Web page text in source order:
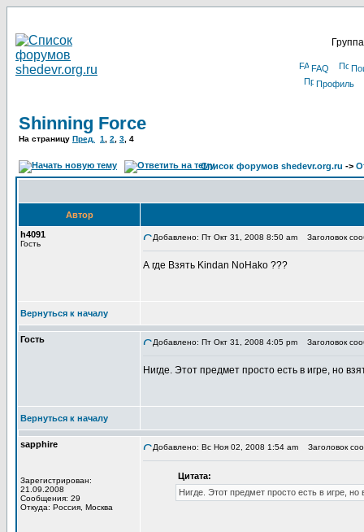
FAQ
Профиль
Shinning Force
На страницу Пред. 1 2 3 4
Список форумов shedevr.org.ru ->
Автор
h4091
Гость
Добавлено: Пт Окт 31, 2008 8:50 am Заголовок
А где Взять Kindan NoHako ???
Вернуться к началу
Гость Добавлено: Пт Окт 31, 2008 4:05 pm Заголовок
Нигде. Этот предмет просто есть в игре, но
Вернуться к началу
sapphire
Зарегистрирован:
21.09.2008
Сообщения: 29
Откуда: Россия, Москва
Добавлено: Вс Ноя 02, 2008 1:54 am Заголовок
Цитата:
Нигде. Этот предмет просто есть в игре,